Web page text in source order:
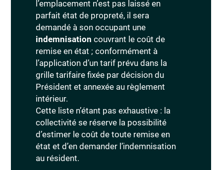
l’emplacement n’est pas laissé en
parfait état de propreté, il sera
demandé à son occupant une
indemnisation couvrant le coût de
remise en état ; conformément à
l’application d’un tarif prévu dans la
grille tarifaire fixée par décision du
Président et annexée au règlement
intérieur.
Cette liste n’étant pas exhaustive : la
collectivité se réserve la possibilité
d’estimer le coût de toute remise en
état et d’en demander l’indemnisation
au résident.